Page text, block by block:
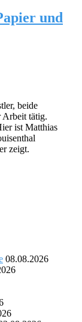
und
beide
Arbeit tätig.
ist Matthias
zeigt.
08.08.2026